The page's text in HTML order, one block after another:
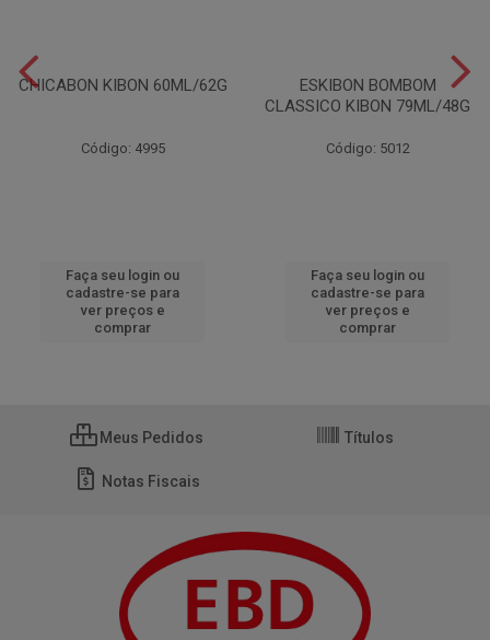
CHICABON KIBON 60ML/62G
Código: 4995
Faça seu login ou
cadastre-se para
ver preços e
comprar
ESKIBON BOMBOM
CLASSICO KIBON 79ML/48G
Código: 5012
Faça seu login ou
cadastre-se para
ver preços e
comprar
Meus Pedidos Títulos
Notas Fiscais